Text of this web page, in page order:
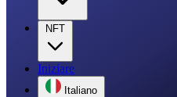
NFT
Iniziare
Italiano